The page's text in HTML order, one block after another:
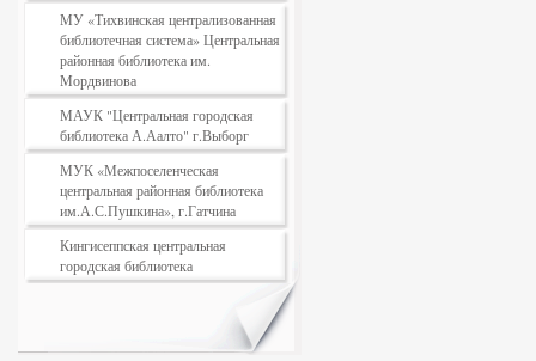
МУ «Тихвинская централизованная
библиотечная система» Центральная
районная библиотека им.
Мордвинова
МАУК "Центральная городская
библиотека А.Аалто" г.Выборг
МУК «Межпоселенческая
центральная районная библиотека
им.А.С.Пушкина», г.Гатчина
Кингисеппская центральная
городская библиотека